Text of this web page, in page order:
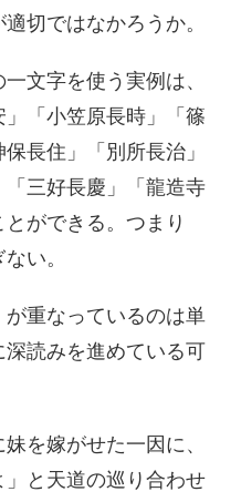
切ではなかろうか。
文字を使う実例は、
」「小笠原長時」「篠
長住」「別所長治」
「三好長慶」「龍造寺
ができる。つまり
い。
重なっているのは単
読みを進めている可
を嫁がせた一因に、
と天道の巡り合わせ